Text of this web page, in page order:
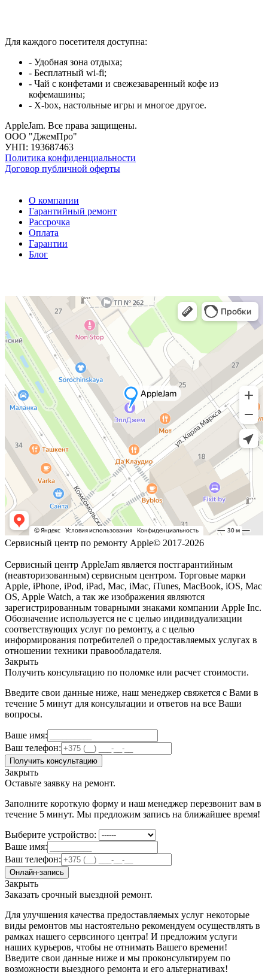
Для каждого посетителя доступна:
- Удобная зона отдыха;
- Бесплатный wi-fi;
- Чай с конфетами и свежезаваренный кофе из
кофемашины;
- X-box, настольные игры и многое другое.
AppleJam. Все права защищены.
ООО "ДжемПро"
УНП: 193687463
Политика конфиденциальности
Договор публичной оферты
О компании
Гарантийный ремонт
Рассрочка
Оплата
Гарантии
Блог
Сервисный центр по ремонту Apple© 2017-2026
Сервисный центр AppleJam является постгарантийным
(неавторизованным) сервисным центром. Торговые марки
Apple, iPhone, iPod, iPad, Mac, iMac, iTunes, MacBook, iOS, Mac
OS, Apple Watch, а так же изображения являются
зарегистрированным товарными знаками компании Apple Inc.
Обозначение используется не с целью индивидуализации
соответствующих услуг по ремонту, а с целью
информирования потребителей о предоставляемых услугах в
отношении техники правообладателя.
Закрыть
Получить консультацию по поломке или расчет стоимости.
Введите свои данные ниже, наш менеджер свяжется с Вами в
течение 5 минут для консультации и ответов на все Ваши
вопросы.
Ваше имя:
Ваш телефон:
Получить консультацию
Закрыть
Оставьте заявку на ремонт.
Заполните короткую форму и наш менеджер перезвонит вам в
течение 5 минут. Мы предложим запись на ближайшее время!
Выберите устройство:
Ваше имя:
Ваш телефон:
Онлайн-запись
Закрыть
Заказать срочный выездной ремонт.
Для улучшения качества предоставляемых услуг некоторые
виды ремонтов мы настоятельно рекомендуем осуществлять в
рамках нашего сервсиного центра! И предложим услуги
наших курьеров, чтобы не отнимать Вашего времени!
Введите свои данные ниже и мы проконсультируем по
возможности выездного ремонта и его альтернативах!